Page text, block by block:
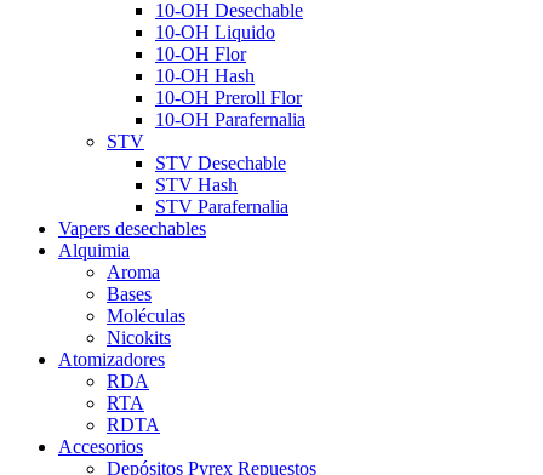
10-OH Desechable
10-OH Liquido
10-OH Flor
10-OH Hash
10-OH Preroll Flor
10-OH Parafernalia
STV
STV Desechable
STV Hash
STV Parafernalia
Vapers desechables
Alquimia
Aroma
Bases
Moléculas
Nicokits
Atomizadores
RDA
RTA
RDTA
Accesorios
Depósitos Pyrex Repuestos